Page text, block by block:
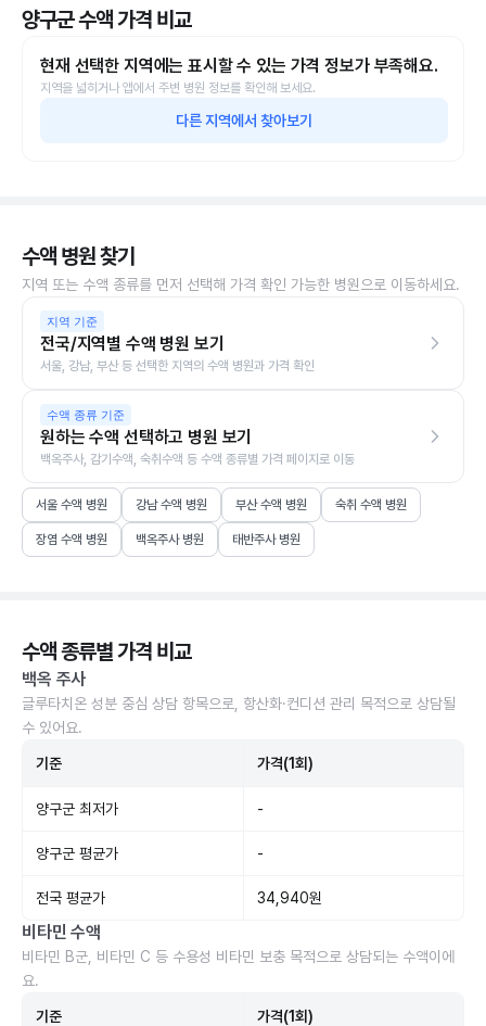
양구군 수액 가격 비교
현재 선택한 지역에는 표시할 수 있는 가격 정보가 부족해요.
지역을 넓히거나 앱에서 주변 병원 정보를 확인해 보세요.
다른 지역에서 찾아보기
수액 병원 찾기
지역 또는 수액 종류를 먼저 선택해 가격 확인 가능한 병원으로 이동하세요.
지역 기준
전국/지역별 수액 병원 보기
서울, 강남, 부산 등 선택한 지역의 수액 병원과 가격 확인
수액 종류 기준
원하는 수액 선택하고 병원 보기
백옥주사, 감기수액, 숙취수액 등 수액 종류별 가격 페이지로 이동
서울 수액 병원 강남 수액 병원 부산 수액 병원 숙취 수액 병원
장염 수액 병원 백옥주사 병원 태반주사 병원
수액 종류별 가격 비교
백옥 주사
글루타치온 성분 중심 상담 항목으로, 항산화·컨디션 관리 목적으로 상담될
수 있어요.
기준 가격(1회)
양구군 최저가 -
양구군 평균가 -
전국 평균가 34,940원
비타민 수액
비타민 B군, 비타민 C 등 수용성 비타민 보충 목적으로 상담되는 수액이에
요.
기준 가격(1회)